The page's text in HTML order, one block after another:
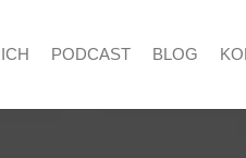
PODCAST BLOG